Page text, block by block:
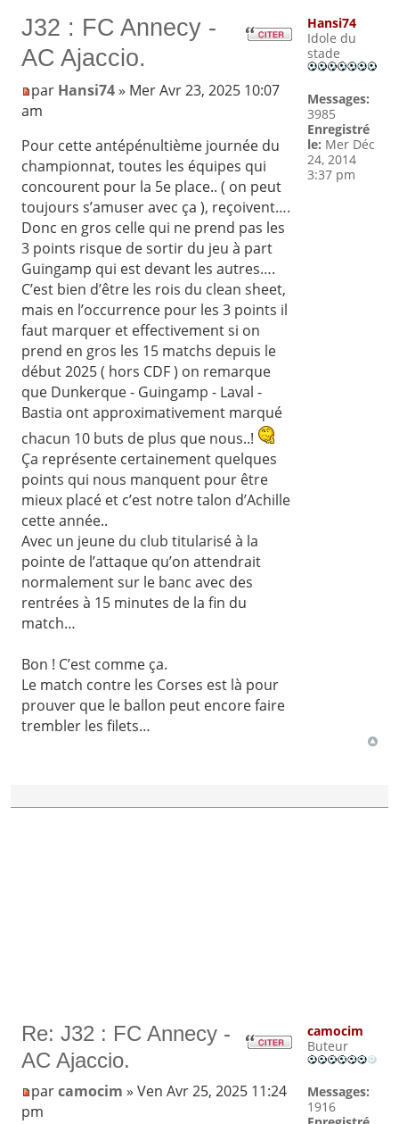
J32 : FC Annecy -
AC Ajaccio.
par Hansi74» Mer Avr 23, 2025 10:07
am
Pour cette antépénultième journée du
championnat, toutes les équipes qui
concourent pour la 5e place.. ( on peut
toujours s’amuser avec ça ), reçoivent….
Donc en gros celle qui ne prend pas les
3 points risque de sortir du jeu à part
Guingamp qui est devant les autres….
C’est bien d’être les rois du clean sheet,
mais en l’occurrence pour les 3 points il
faut marquer et effectivement si on
prend en gros les 15 matchs depuis le
début 2025 ( hors CDF ) on remarque
que Dunkerque - Guingamp - Laval -
Bastia ont approximativement marqué
chacun 10 buts de plus que nous..!
Ça représente certainement quelques
points qui nous manquent pour être
mieux placé et c’est notre talon d’Achille
cette année..
Avec un jeune du club titularisé à la
pointe de l’attaque qu’on attendrait
normalement sur le banc avec des
rentrées à 15 minutes de la fin du
match…
Bon ! C’est comme ça.
Le match contre les Corses est là pour
prouver que le ballon peut encore faire
trembler les filets…
Hansi74
Idole du
stade
Messages:
3985
Enregistré
le: Mer Déc
24, 2014
3:37 pm
Re: J32 : FC Annecy -
AC Ajaccio.
parcamocim » Ven Avr 25, 2025 11:24
pm
camocim
Buteur
Messages:
1916